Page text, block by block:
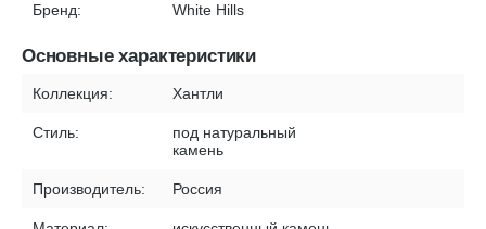
Бренд: White Hills
Основные характеристики
Коллекция: Хантли
Стиль:
под натуральный
камень
Производитель: Россия